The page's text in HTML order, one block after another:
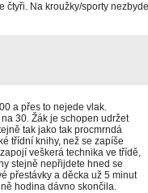
čtyři. Na kroužky/sporty nezbyde
a přes to nejede vlak.
30. Žák je schopen udržet
tak jako tak procmrndá
třídní knihy, než se zapíše
veškerá technika ve třídě,
stejně nepřijdete hned se
přestávky a děcka už 5 minut
hodina dávno skončila.